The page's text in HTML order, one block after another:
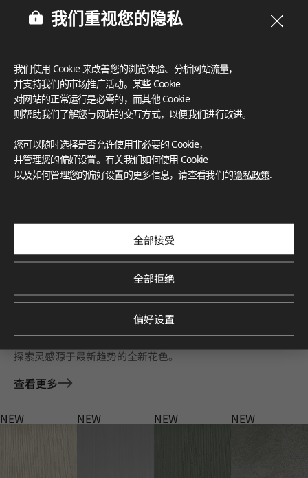
订阅我们的新闻通讯
探索创新项目、独特色彩与最新新闻和趋势
Deco Film 家具膜 全新花色
探索灵感源于最新趋势的全新花色。
查看更多
NEW NEW NEW NEW
我们重视您的隐私
我们使用 Cookie 来改善您的浏览体验、分析网站流量，
并支持我们的市场推广活动。某些 Cookie
对网站的正常运行是必需的，而其他 Cookie
则帮助我们了解您与网站的交互方式，以便我们进行改进。
您可以随时选择是否允许使用非必要的 Cookie，
并管理您的偏好设置。有关我们如何使用 Cookie
以及如何管理您的偏好设置的更多信息，请查看我们的隐私政策.
全部接受
全部拒绝
偏好设置